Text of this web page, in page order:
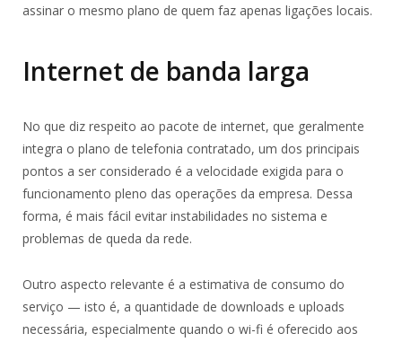
assinar o mesmo plano de quem faz apenas ligações locais.
Internet de banda larga
No que diz respeito ao pacote de internet, que geralmente
integra o plano de telefonia contratado, um dos principais
pontos a ser considerado é a velocidade exigida para o
funcionamento pleno das operações da empresa. Dessa
forma, é mais fácil evitar instabilidades no sistema e
problemas de queda da rede.
Outro aspecto relevante é a estimativa de consumo do
serviço — isto é, a quantidade de downloads e uploads
necessária, especialmente quando o wi-fi é oferecido aos